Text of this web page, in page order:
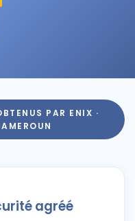
PAR ENIX ·
agréé